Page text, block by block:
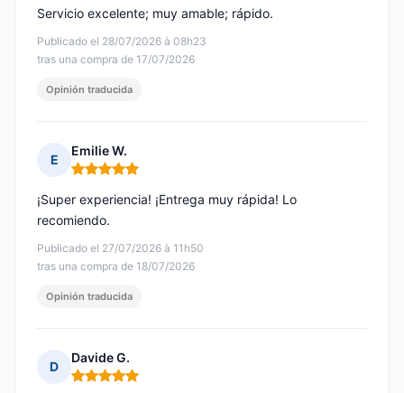
Publicado el 28/07/2026 à 08h23
tras una compra de 17/07/2026
Servicio excelente; muy amable; rápido.
Opinión traducida
E
Emilie W.
Nota: 5 de 5
Publicado el 27/07/2026 à 11h50
tras una compra de 18/07/2026
¡Super experiencia! ¡Entrega muy rápida! Lo
recomiendo.
Opinión traducida
D
Davide G.
Nota: 5 de 5